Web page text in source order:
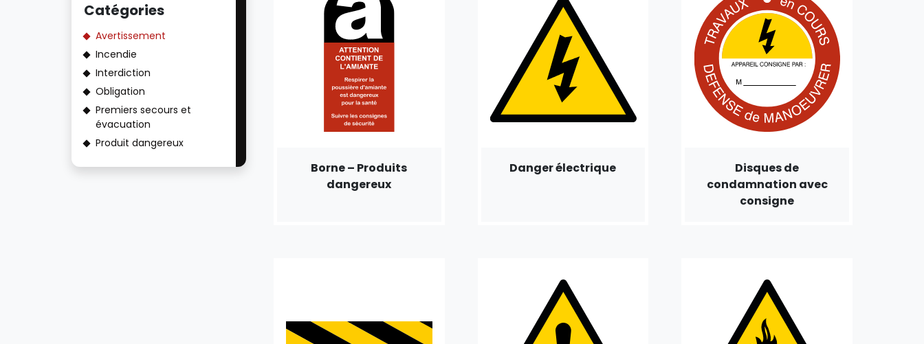
Catégories
Avertissement
Incendie
Interdiction
Obligation
Premiers secours et
évacuation
Produit dangereux
Borne – Produits
dangereux
Danger électrique
Disques de
condamnation avec
consigne